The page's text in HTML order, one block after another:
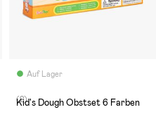
Auf Lager
(2)
Kid's Dough Obstset 6 Farben